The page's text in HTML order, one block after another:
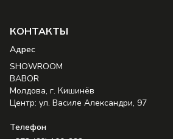
КОНТАКТЫ
Aдрес
SHOWROOM
BABOR
Молдова, г. Кишинёв
Центр: ул. Василе Александри, 97
Телефон